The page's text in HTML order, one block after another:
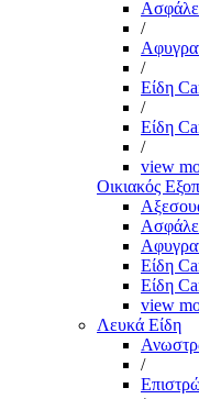
/
/
Είδη
/
Είδη
/
view
Οικιακός
Είδη
Είδη
view
Λευκά Είδη
/